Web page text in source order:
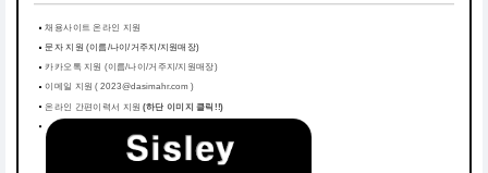
채용사이트 온라인 지원
문자 지원 (이름/나이/거주지/지원매장)
카카오톡 지원 (이름/나이/거주지/지원매장)
이메일 지원 ( 2023@dasimahr.com )
온라인 간편이력서 지원 (하단 이미지 클릭!!)